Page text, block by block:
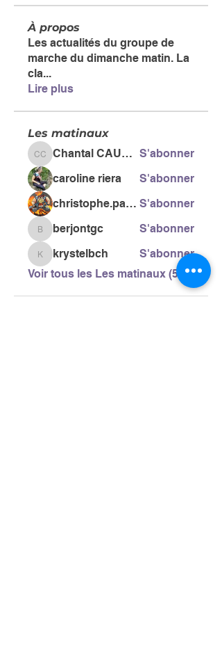
À propos
Les actualités du groupe de
marche du dimanche matin. La
cla...
Lire plus
Les matinaux
Chantal CAUSSE Chantal CAUSSE S'abonner
caroline riera
S'abonner
christophe.pacific S'abonner
berjontgc
berjontgc S'abonner
krystelbch
krystelbch
S'abonner
Voir tous les Les matinaux (51)